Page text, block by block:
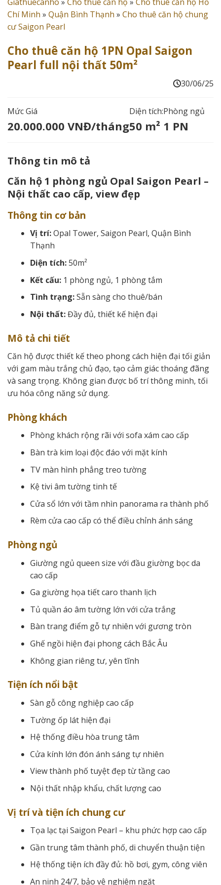
Chí Minh » Quận Bình Thạnh » Cho thuê căn hộ chung
cư Saigon Pearl
Cho thuê căn hộ 1PN Opal Saigon
Pearl full nội thất 50m²
30/06/25
Mức Giá
20.000.000 VNĐ/tháng
Diện tích:
50 m²
Phòng ngủ
1 PN
Thông tin mô tả
Căn hộ 1 phòng ngủ Opal Saigon Pearl –
Nội thất cao cấp, view đẹp
Thông tin cơ bản
Vị trí:Opal Tower, Saigon Pearl, Quận Bình
Thạnh
Diện tích:50m²
Kết cấu:1 phòng ngủ, 1 phòng tắm
Tình trạng:Sẵn sàng cho thuê/bán
Nội thất:Đầy đủ, thiết kế hiện đại
Mô tả chi tiết
Căn hộ được thiết kế theo phong cách hiện đại tối giản
với gam màu trắng chủ đạo, tạo cảm giác thoáng đãng
và sang trọng. Không gian được bố trí thông minh, tối
ưu hóa công năng sử dụng.
Phòng khách
Phòng khách rộng rãi với sofa xám cao cấp
Bàn trà kim loại độc đáo với mặt kính
TV màn hình phẳng treo tường
Kệ tivi âm tường tinh tế
Cửa sổ lớn với tầm nhìn panorama ra thành phố
Rèm cửa cao cấp có thể điều chỉnh ánh sáng
Phòng ngủ
Giường ngủ queen size với đầu giường bọc da
cao cấp
Ga giường họa tiết caro thanh lịch
Tủ quần áo âm tường lớn với cửa trắng
Bàn trang điểm gỗ tự nhiên với gương tròn
Ghế ngồi hiện đại phong cách Bắc Âu
Không gian riêng tư, yên tĩnh
Tiện ích nổi bật
Sàn gỗ công nghiệp cao cấp
Tường ốp lát hiện đại
Hệ thống điều hòa trung tâm
Cửa kính lớn đón ánh sáng tự nhiên
View thành phố tuyệt đẹp từ tầng cao
Nội thất nhập khẩu, chất lượng cao
Vị trí và tiện ích chung cư
Tọa lạc tại Saigon Pearl – khu phức hợp cao cấp
Gần trung tâm thành phố, di chuyển thuận tiện
Hệ thống tiện ích đầy đủ: hồ bơi, gym, công viên
An ninh 24/7, bảo vệ nghiêm ngặt